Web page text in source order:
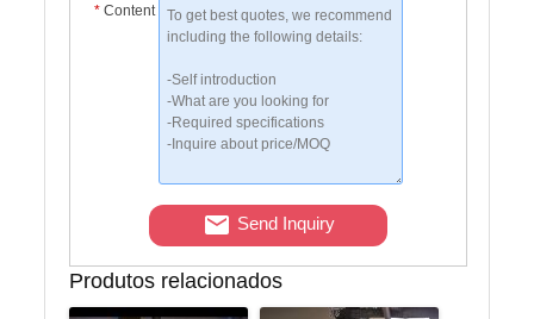
* Content
Send Inquiry
Produtos relacionados